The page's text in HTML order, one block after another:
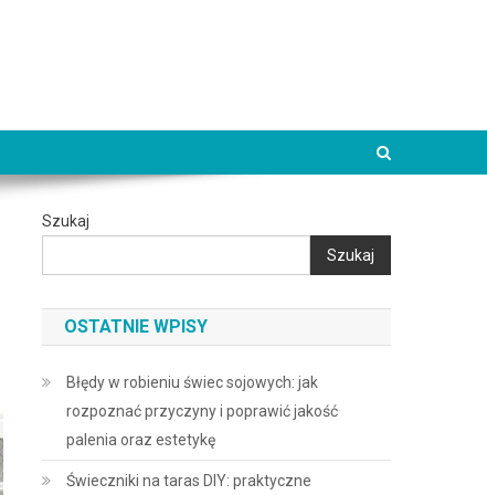
Szukaj
Szukaj
OSTATNIE WPISY
Błędy w robieniu świec sojowych: jak
rozpoznać przyczyny i poprawić jakość
palenia oraz estetykę
Świeczniki na taras DIY: praktyczne